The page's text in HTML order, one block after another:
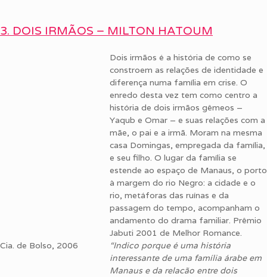
3. DOIS IRMÃOS – MILTON HATOUM
Dois irmãos é a história de como se
constroem as relações de identidade e
diferença numa família em crise. O
enredo desta vez tem como centro a
história de dois irmãos gêmeos –
Yaqub e Omar – e suas relações com a
mãe, o pai e a irmã. Moram na mesma
casa Domingas, empregada da família,
e seu filho. O lugar da família se
estende ao espaço de Manaus, o porto
à margem do rio Negro: a cidade e o
rio, metáforas das ruínas e da
passagem do tempo, acompanham o
andamento do drama familiar. Prêmio
Jabuti 2001 de Melhor Romance.
Cia. de Bolso, 2006
“Indico porque é uma história
interessante de uma família árabe em
Manaus e da relacão entre dois